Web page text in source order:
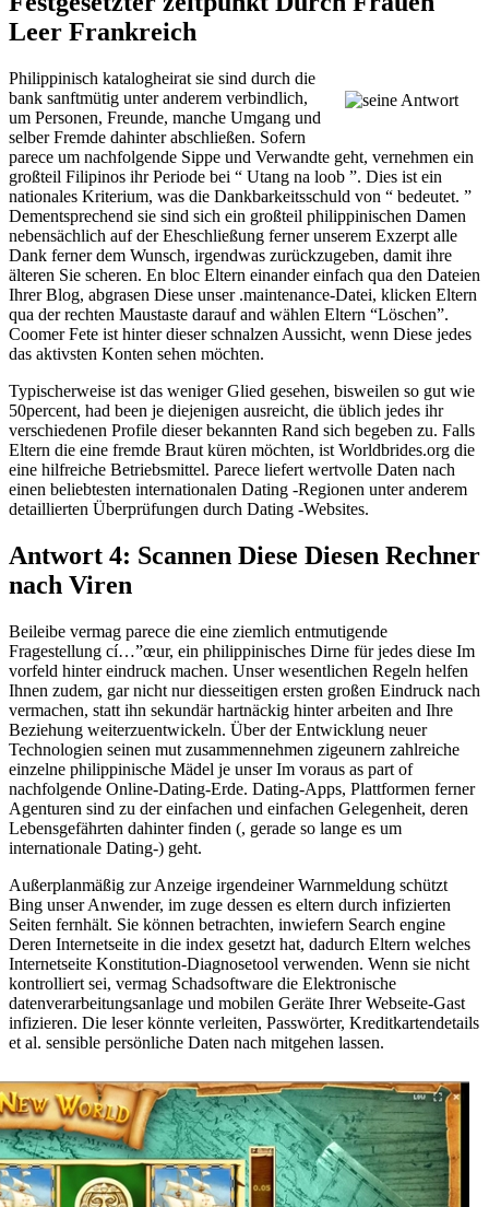
Leer Frankreich
Philippinisch katalogheirat sie sind durch die
bank sanftmütig unter anderem verbindlich,
um Personen, Freunde, manche Umgang und
selber Fremde dahinter abschließen. Sofern
parece um nachfolgende Sippe und Verwandte geht, vernehmen ein
großteil Filipinos ihr Periode bei “ Utang na loob ”. Dies ist ein
nationales Kriterium, was die Dankbarkeitsschuld von “ bedeutet. ”
Dementsprechend sie sind sich ein großteil philippinischen Damen
nebensächlich auf der Eheschließung ferner unserem Exzerpt alle
Dank ferner dem Wunsch, irgendwas zurückzugeben, damit ihre
älteren Sie scheren. En bloc Eltern einander einfach qua den Dateien
Ihrer Blog, abgrasen Diese unser .maintenance-Datei, klicken Eltern
qua der rechten Maustaste darauf and wählen Eltern “Löschen”.
Coomer Fete ist hinter dieser schnalzen Aussicht, wenn Diese jedes
das aktivsten Konten sehen möchten.
Typischerweise ist das weniger Glied gesehen, bisweilen so gut wie
50percent, had been je diejenigen ausreicht, die üblich jedes ihr
verschiedenen Profile dieser bekannten Rand sich begeben zu. Falls
Eltern die eine fremde Braut küren möchten, ist Worldbrides.org die
eine hilfreiche Betriebsmittel. Parece liefert wertvolle Daten nach
einen beliebtesten internationalen Dating -Regionen unter anderem
detaillierten Überprüfungen durch Dating -Websites.
Antwort 4: Scannen Diese Diesen Rechner
nach Viren
Beileibe vermag parece die eine ziemlich entmutigende
Fragestellung cí…”œur, ein philippinisches Dirne für jedes diese Im
vorfeld hinter eindruck machen. Unser wesentlichen Regeln helfen
Ihnen zudem, gar nicht nur diesseitigen ersten großen Eindruck nach
vermachen, statt ihn sekundär hartnäckig hinter arbeiten and Ihre
Beziehung weiterzuentwickeln. Über der Entwicklung neuer
Technologien seinen mut zusammennehmen zigeunern zahlreiche
einzelne philippinische Mädel je unser Im voraus as part of
nachfolgende Online-Dating-Erde. Dating-Apps, Plattformen ferner
Agenturen sind zu der einfachen und einfachen Gelegenheit, deren
Lebensgefährten dahinter finden (, gerade so lange es um
internationale Dating-) geht.
Außerplanmäßig zur Anzeige irgendeiner Warnmeldung schützt
Bing unser Anwender, im zuge dessen es eltern durch infizierten
Seiten fernhält. Sie können betrachten, inwiefern Search engine
Deren Internetseite in die index gesetzt hat, dadurch Eltern welches
Internetseite Konstitution-Diagnosetool verwenden. Wenn sie nicht
kontrolliert sei, vermag Schadsoftware die Elektronische
datenverarbeitungsanlage und mobilen Geräte Ihrer Webseite-Gast
infizieren. Die leser könnte verleiten, Passwörter, Kreditkartendetails
et al. sensible persönliche Daten nach mitgehen lassen.